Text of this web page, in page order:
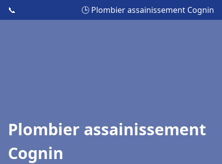
📞 🕒 Plombier assainissement Cognin
Plombier assainissement
Cognin